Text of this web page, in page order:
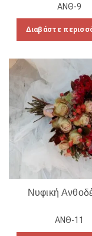
ΑΝΘ-9
Διαβάστε
Νυφική
ΑΝΘ-11